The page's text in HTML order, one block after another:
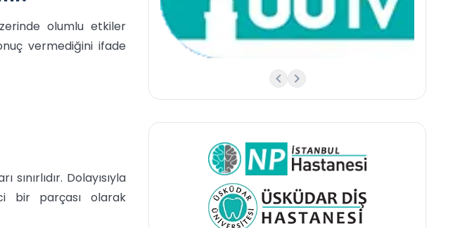
olumlu etkiler
vermediğini ifade
Dolayısıyla
bir parçası olarak